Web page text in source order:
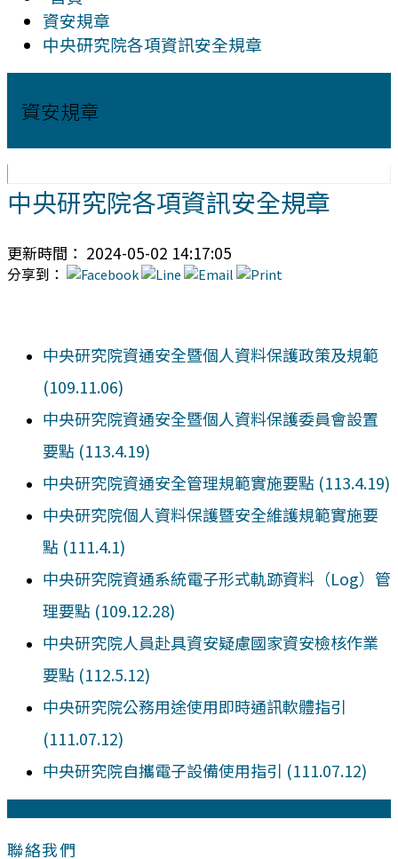
資安規章
中央研究院各項資訊安全規章
資安規章
中央研究院各項資訊安全規章
更新時間： 2024-05-02 14:17:05
分享到：
中央研究院資通安全暨個人資料保護政策及規範
(109.11.06)
中央研究院資通安全暨個人資料保護委員會設置
要點 (113.4.19)
中央研究院資通安全管理規範實施要點 (113.4.19)
中央研究院個人資料保護暨安全維護規範實施要
點 (111.4.1)
中央研究院資通系統電子形式軌跡資料（Log）管
理要點 (109.12.28)
中央研究院人員赴具資安疑慮國家資安檢核作業
要點 (112.5.12)
中央研究院公務用途使用即時通訊軟體指引
(111.07.12)
中央研究院自攜電子設備使用指引 (111.07.12)
聯絡我們